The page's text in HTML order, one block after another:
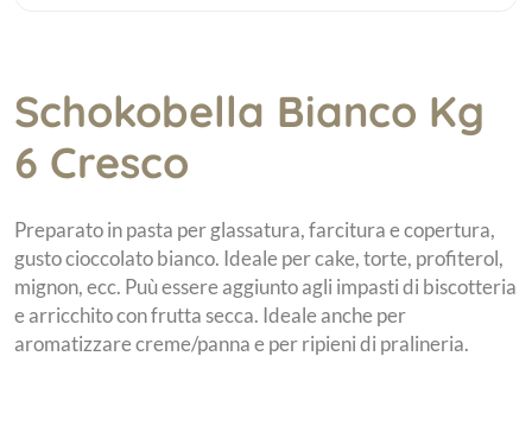
Schokobella Bianco Kg
6 Cresco
Preparato in pasta per glassatura, farcitura e copertura,
gusto cioccolato bianco. Ideale per cake, torte, profiterol,
mignon, ecc. Puù essere aggiunto agli impasti di biscotteria
e arricchito con frutta secca. Ideale anche per
aromatizzare creme/panna e per ripieni di pralineria.